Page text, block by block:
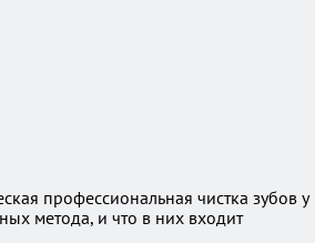
профессиональная чистка зубов у
метода, и что в них входит